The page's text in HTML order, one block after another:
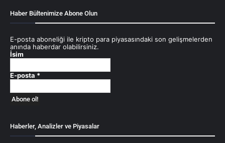
Haber Bültenimize Abone Olun
E-posta aboneliği ile kripto para piyasasındaki son gelişmelerden
anında haberdar olabilirsiniz.
İsim
E-posta *
Haberler, Analizler ve Piyasalar